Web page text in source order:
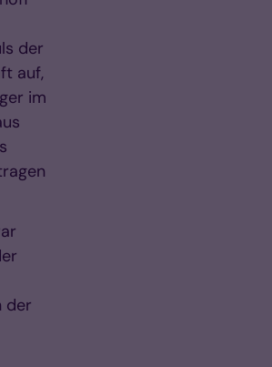
der
auf,
im
der